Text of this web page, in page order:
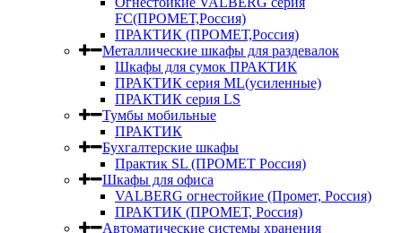
FC(ПРОМЕТ,Россия)
ПРАКТИК (ПРОМЕТ,Россия)
Металлические шкафы для раздевалок
Шкафы для сумок ПРАКТИК
ПРАКТИК серия ML(усиленные)
ПРАКТИК серия LS
Тумбы мобильные
ПРАКТИК
Бухгалтерские шкафы
Практик SL (ПРОМЕТ Россия)
Шкафы для офиса
VALBERG огнестойкие (Промет, Россия)
ПРАКТИК (ПРОМЕТ, Россия)
Автоматические системы хранения